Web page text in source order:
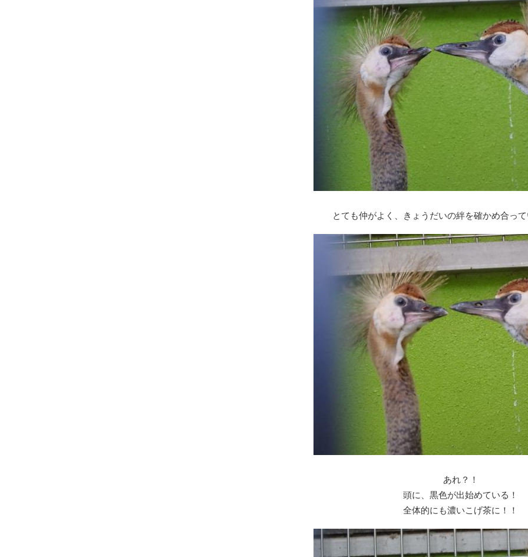
とても仲がよく、きょうだいの絆を確かめ合っ
あれ？！
頭に、黒色が出始めている！
全体的にも濃いこげ茶に！！